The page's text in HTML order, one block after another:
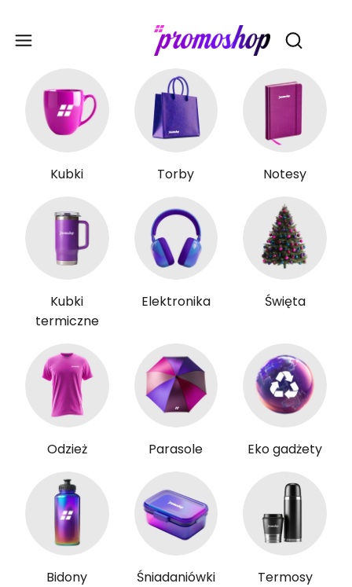
Otwórz
Kubki Torby Notesy
Kubki
termiczne
Elektronika Święta
Odzież Parasole Eko gadżety
Bidony Śniadaniówki Termosy